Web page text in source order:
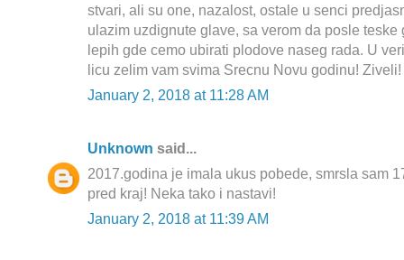
stvari, ali su one, nazalost, ostale u senci
ulazim uzdignute glave, sa verom da posle
lepih gde cemo ubirati plodove naseg rada. U
licu zelim vam svima Srecnu Novu godinu! Ziveli!
January 2, 2018 at 11:28 AM
Unknown said...
2017.godina je imala ukus pobede, smrsla sam
pred kraj! Neka tako i nastavi!
January 2, 2018 at 11:39 AM